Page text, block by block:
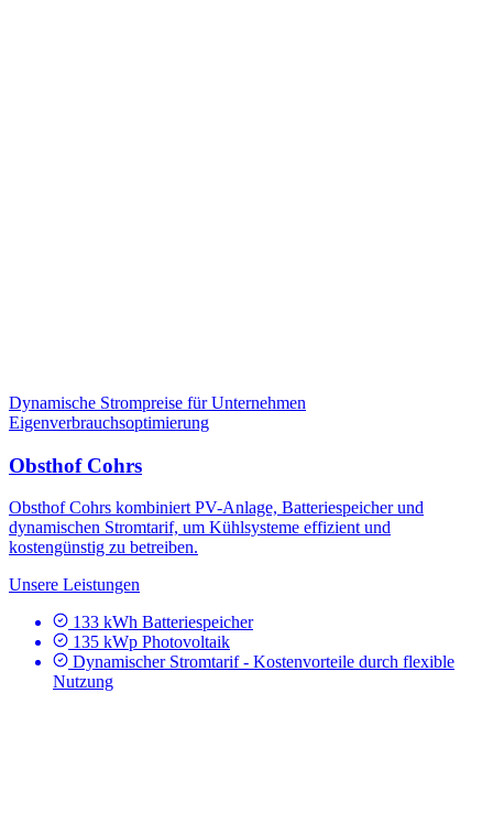
Dynamische Strompreise für Unternehmen
Eigenverbrauchsoptimierung
Obsthof Cohrs
Obsthof Cohrs kombiniert PV-Anlage, Batteriespeicher und
dynamischen Stromtarif, um Kühlsysteme effizient und
kostengünstig zu betreiben.
Unsere Leistungen
133 kWh Batteriespeicher
135 kWp Photovoltaik
Dynamischer Stromtarif - Kostenvorteile durch flexible
Nutzung